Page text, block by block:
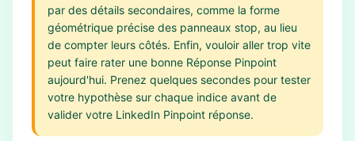
par des détails secondaires, comme la forme
géométrique précise des panneaux stop, au lieu
de compter leurs côtés. Enfin, vouloir aller trop vite
peut faire rater une bonne Réponse Pinpoint
aujourd'hui. Prenez quelques secondes pour tester
votre hypothèse sur chaque indice avant de
valider votre LinkedIn Pinpoint réponse.